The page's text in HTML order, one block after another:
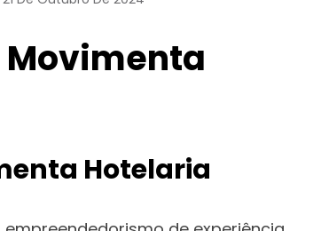
Hotelaria